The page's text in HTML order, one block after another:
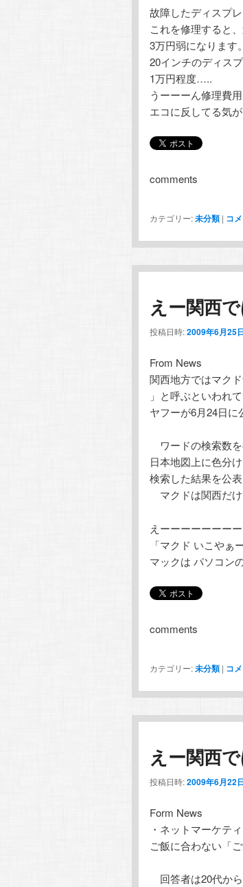
テ
ン
ツ
へ
移
動
ン
ツ
へ
移
動
故障したディスプ
これを修理すると
3万円弱になります。
20インチのディス
1万円程度…..
うーーーん修理費
エコに反してる気
comments
カテゴリー:未分類 | コ
えー関西
投稿日時:2009年6月25
From News
関西地方ではマク
」と呼ぶといわれ
ヤフーが6月24日に
ワードの検索数
日本地図上に色分
検索した結果を公表
マクドは関西だけ
えーーーーーーー
「マクド いこやぁ
マックは パソコン
comments
カテゴリー:未分類 | コ
えー関西
投稿日時:2009年6月22
Form News
・ネットマーケテ
ご飯に合わない「
回答者は20代から